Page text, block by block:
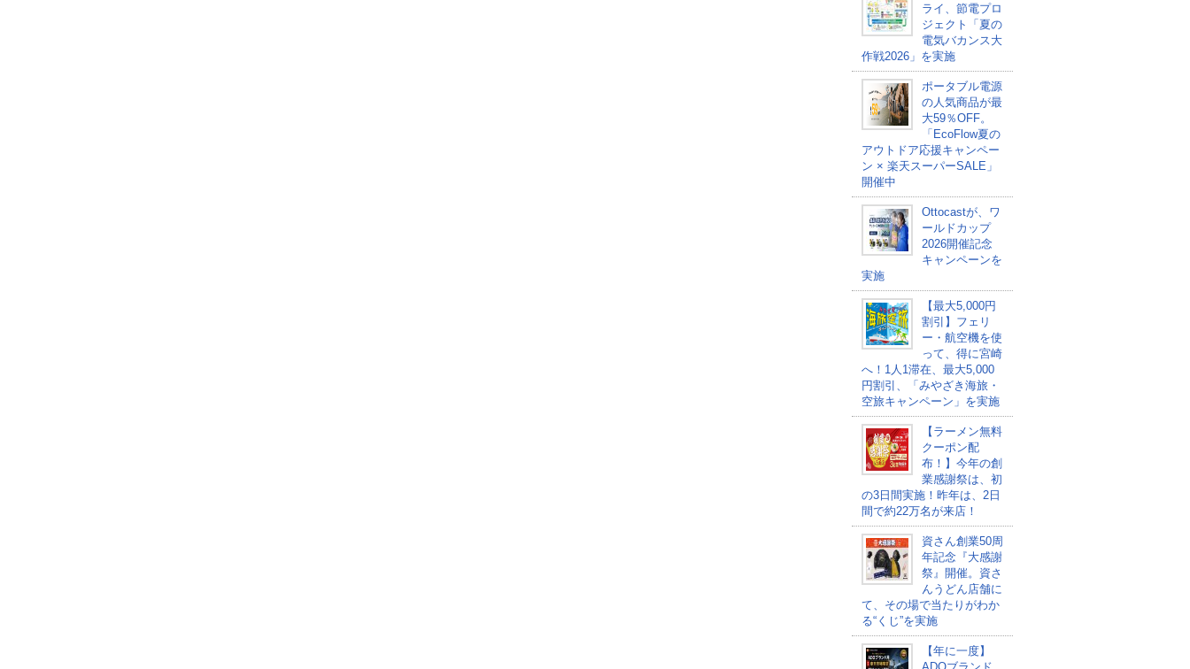
ライ、節電プロ
ジェクト「夏の
電気バカンス大
作戦2026」を実施
ポータブル電源
の人気商品が最
大59％OFF。
「EcoFlow夏の
アウトドア応援キャンペー
ン × 楽天スーパーSALE」
開催中
Ottocastが、ワ
ールドカップ
2026開催記念
キャンペーンを
実施
【最大5,000円
割引】フェリ
ー・航空機を使
って、得に宮崎
へ！1人1滞在、最大5,000
円割引、「みやざき海旅・
空旅キャンペーン」を実施
【ラーメン無料
クーポン配
布！】今年の創
業感謝祭は、初
の3日間実施！昨年は、2日
間で約22万名が来店！
資さん創業50周
年記念『大感謝
祭』開催。資さ
んうどん店舗に
て、その場で当たりがわか
る“くじ”を実施
【年に一度】